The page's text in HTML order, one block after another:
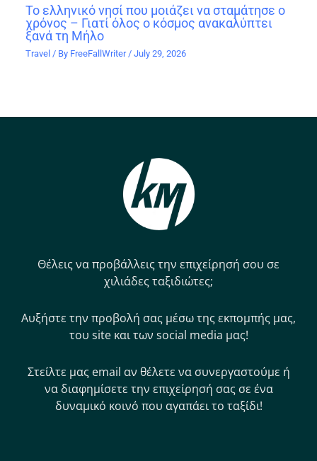
Το ελληνικό νησί που μοιάζει να σταμάτησε ο
χρόνος – Γιατί όλος ο κόσμος ανακαλύπτει
ξανά τη Μήλο
Travel / By FreeFallWriter /July 29, 2026
Θέλεις να προβάλλεις την επιχείρησή σου σε
χιλιάδες ταξιδιώτες;
Αυξήστε την προβολή σας μέσω της εκπομπής μας,
του site και των social media μας!
Στείλτε μας email αν θέλετε να συνεργαστούμε ή
να διαφημίσετε την επιχείρησή σας σε ένα
δυναμικό κοινό που αγαπάει το ταξίδι!